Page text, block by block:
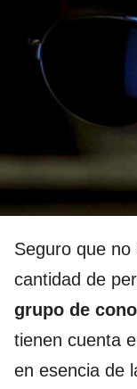
Seguro que
cantidad de
grupo de
tienen cuenta
en esencia de